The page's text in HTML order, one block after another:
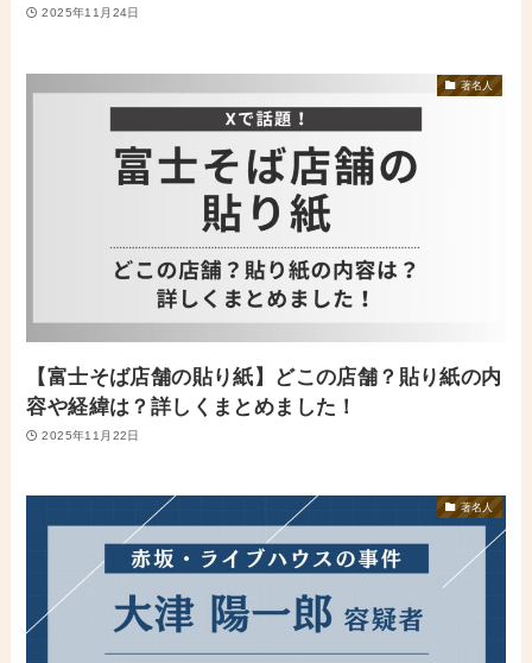
2025年11月24日
著名人
【富士そば店舗の貼り紙】どこの店舗？貼り紙の内
容や経緯は？詳しくまとめました！
2025年11月22日
著名人